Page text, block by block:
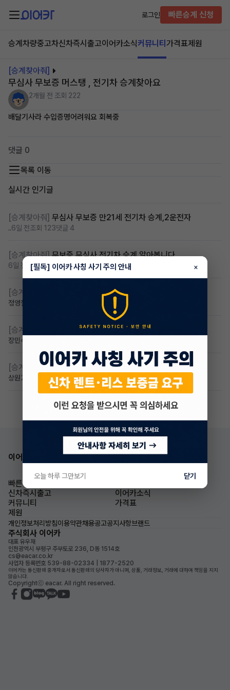
로그인 빠른승계 신청
승계차량중고차신차즉시출고이어카소식커뮤니티 가격표제원
[승계찾아줘]
무심사 무보증 머스탱 , 전기차 승계찾아요
2개월 전 조회 222
배달기사라 수입증명어려워요 회복중
댓글 0
목록 이동
실시간 인기글
[승계찾아줘] 무심사 무보증 만21세 전기차 승계,2운전자
..6일 전조회 123댓글 4
[승계찾아줘] 무보증 무심사 전기차 승계 알아봅니다
6일 전 조회 97 댓글 1
[승계찾아줘] 무심사 차량구해요
정영철
[승계찾아줘] 만 23세 무심사
장민수
[승계찾아줘] 만24세 무보증 승계 구합니다
상원2일 전 조회 52댓글 2
이어카 앱 다운로드
빠른승계
신차즉시출고
이어카소식
커뮤니티
가격표
제원
개인정보처리방침이용약관채용공고공지사항브랜드
주식회사 이어카
대표 유우재
인천광역시 부평구 주부토로 236, D동 1514호
cs@eacar.co.kr
사업자 등록번호 539-88-02334 | 1877-2520
이어카는 통신판매 중개자로서 통신판매의 당사자가 아니며, 상품, 거래정보, 거래에 대하여 책임을 지지
않습니다.
Copyrightⓒ eacar. All right reserved.
[필독] 이어카 사칭 사기 주의 안내 ×
오늘 하루 그만보기 닫기